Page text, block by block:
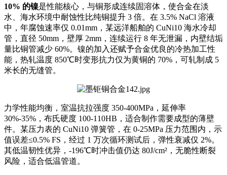
10% 的镍是性能核心，与铜形成连续固溶体，使合金在淡
水、海水环境中耐蚀性比纯铜提升 3 倍。在 3.5% NaCl 溶液
中，年腐蚀速率仅 0.01mm，某远洋船舶的 CuNi10 海水冷却
管，直径 50mm，壁厚 2mm，连续运行 8 年无泄漏，内壁结垢
量比铜管减少 60%。镍的加入还赋予合金优良的冷热加工性
能，热轧温度 850℃时变形抗力仅为黄铜的 70%，可轧制成 5
米长的无缝管。
力学性能均衡，室温抗拉强度 350-400MPa，延伸率
30%-35%，布氏硬度 100-110HB，适合制作需要成型的薄壁
件。某压力表的 CuNi10 弹簧管，在 0-25MPa 压力范围内，示
值误差≤0.5% FS，经过 1 万次循环测试后，弹性衰减仅 2%。
其低温韧性优异，-196℃时冲击值仍达 80J/cm²，无脆性断裂
风险，适合低温管道。